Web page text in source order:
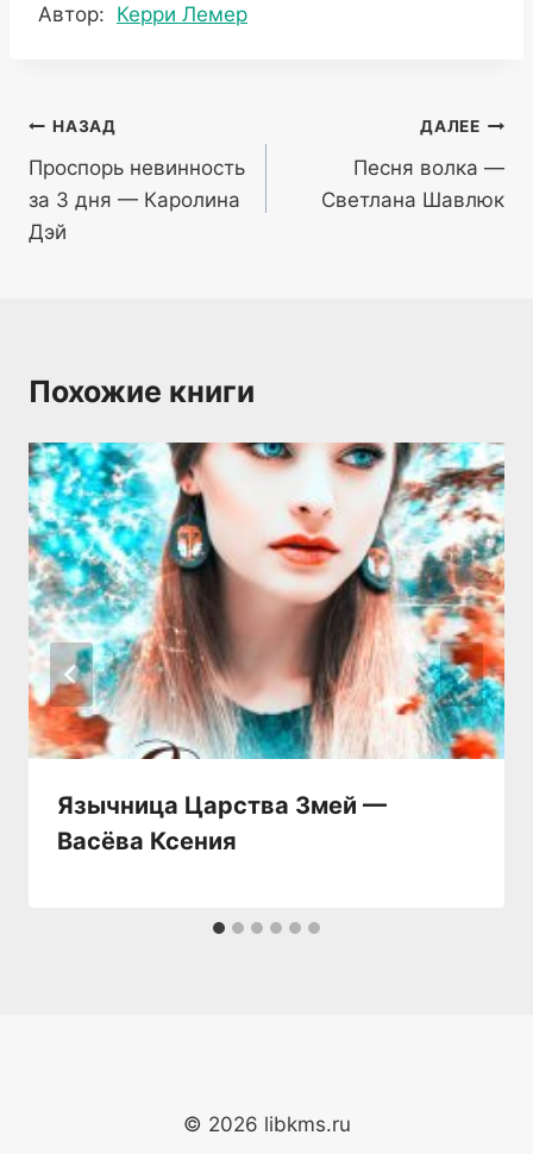
Метки
Автор: Керри Лемер
Навигация
по
записям
НАЗАД
Проспорь невинность
за 3 дня — Каролина
Дэй
ДАЛЕЕ
Песня волка —
Светлана Шавлюк
Похожие книги
Язычница Царства Змей —
Васёва Ксения
© 2026 libkms.ru